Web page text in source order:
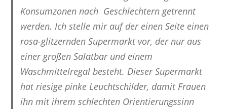
Konsumzonen nach Geschlechtern getrennt
werden. Ich stelle mir auf der einen Seite einen
rosa-glitzernden Supermarkt vor, der nur aus
einer großen Salatbar und einem
Waschmittelregal besteht. Dieser Supermarkt
hat riesige pinke Leuchtschilder, damit Frauen
ihn mit ihrem schlechten Orientierungssinn